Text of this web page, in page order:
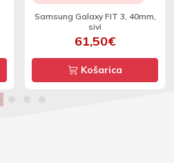
Samsung Galaxy FIT 3, 40mm,
sivi
61,50€
Košarica